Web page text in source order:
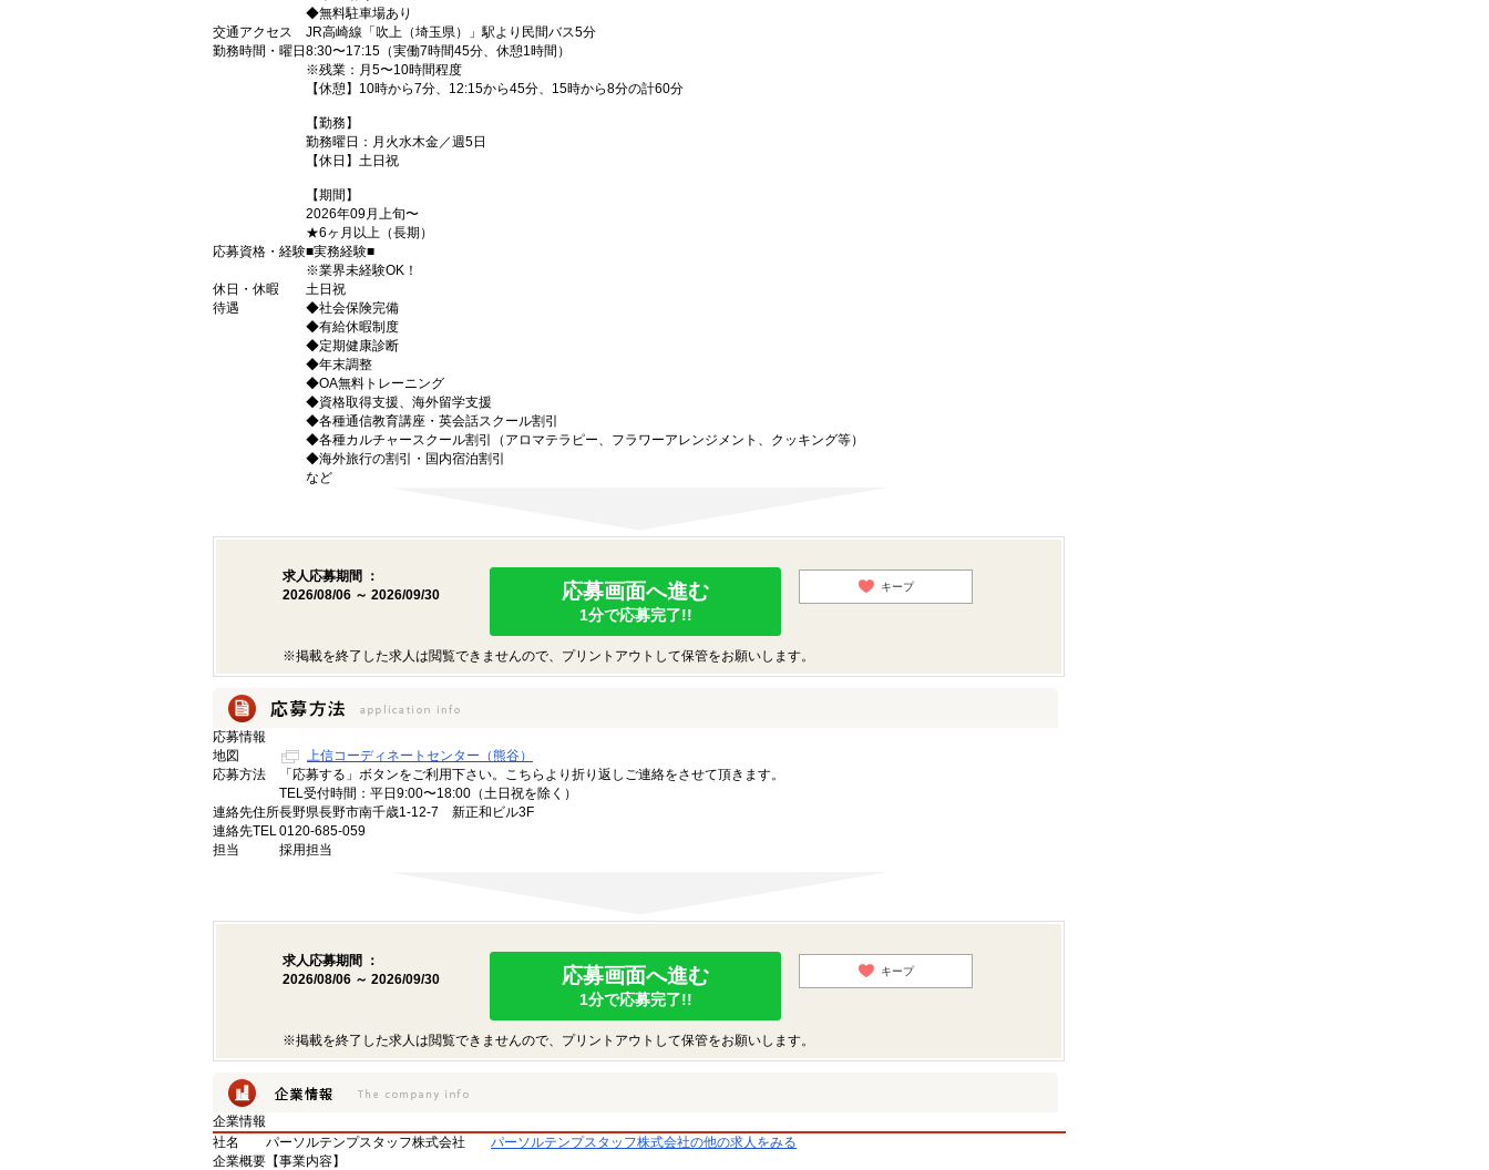
◆無料駐車場あり
交通アクセス
JR高崎線「吹上（埼玉県）」駅より民間バス5分
勤務時間・曜日 8:30〜17:15（実働7時間45分、休憩1時間）
※残業：月5〜10時間程度
【休憩】10時から7分、12:15から45分、15時から8分の計60分
【勤務】
勤務曜日：月火水木金／週5日
【休日】土日祝
【期間】
2026年09月上旬〜
★6ヶ月以上（長期）
応募資格・経験■実務経験■
※業界未経験OK！
休日・休暇
土日祝
待遇
◆社会保険完備
◆有給休暇制度
◆定期健康診断
◆年末調整
◆OA無料トレーニング
◆資格取得支援、海外留学支援
◆各種通信教育講座・英会話スクール割引
◆各種カルチャースクール割引（アロマテラピー、フラワーアレンジメント、クッキング等）
◆海外旅行の割引・国内宿泊割引
など
求人応募期間 ：
2026/08/06 ～ 2026/09/30
応募画面へ進む
1分で応募完了!!
キープ
※掲載を終了した求人は閲覧できませんので、プリントアウトして保管をお願いします。
応募情報
地図
上信コーディネートセンター（熊谷）
応募方法
「応募する」ボタンをご利用下さい。こちらより折り返しご連絡をさせて頂きます。
TEL受付時間：平日9:00〜18:00（土日祝を除く）
連絡先住所長野県長野市南千歳1-12-7 新正和ビル3F
連絡先TEL0120-685-059
担当
採用担当
求人応募期間 ：
2026/08/06 ～ 2026/09/30
応募画面へ進む
1分で応募完了!!
キープ
※掲載を終了した求人は閲覧できませんので、プリントアウトして保管をお願いします。
企業情報
社名
パーソルテンプスタッフ株式会社
パーソルテンプスタッフ株式会社の他の求人をみる
企業概要 【事業内容】